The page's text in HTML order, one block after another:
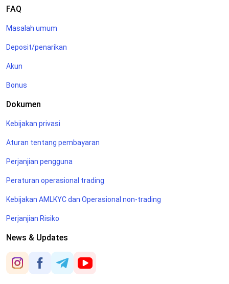
FAQ
Masalah umum
Deposit/penarikan
Akun
Bonus
Dokumen
Kebijakan privasi
Aturan tentang pembayaran
Perjanjian pengguna
Peraturan operasional trading
Kebijakan AMLKYC dan Operasional non-trading
Perjanjian Risiko
News & Updates